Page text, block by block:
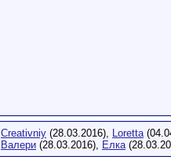
Creativniy (28.03.2016), Loretta
Валери (28.03.2016), Елка